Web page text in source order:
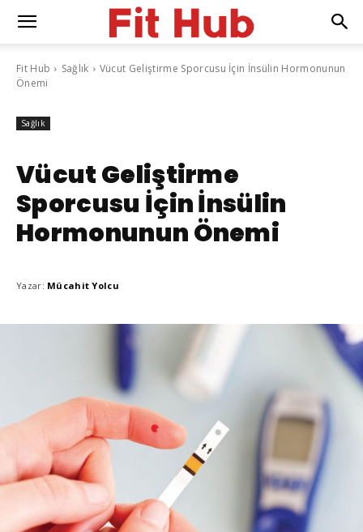
Fit Hub Sağlık
Vücut Geliştirme Sporcusu İçin İnsülin Hormonunun
Önemi
Sağlık
Vücut Geliştirme
Sporcusu İçin İnsülin
Hormonunun Önemi
Yazar: Mücahit Yolcu